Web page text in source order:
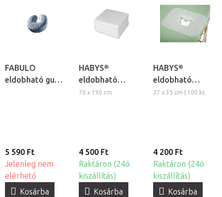
FABULO
eldobható gumis
5 590 Ft
Jelenleg nem
elérhető
Kosárba
HABYS®
eldobható
lepedők, 10db
70 x 190 cm
4 500 Ft
Raktáron (24ó
kiszállítás)
Kosárba
HABYS®
eldobható
arclyuk kendő
27 x 35 cm | 100 ks
4 200 Ft
Raktáron (24ó
kiszállítás)
Kosárba